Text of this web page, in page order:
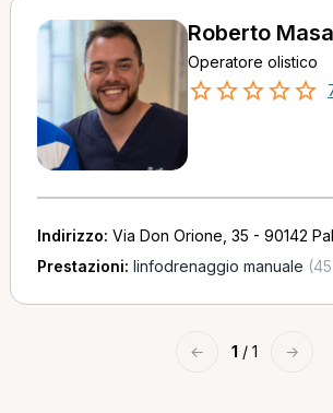
Roberto
Operatore olistico
Indirizzo: Via Don Orione, 35 - 90142
Prestazioni: linfodrenaggio manuale
← 1 / 1 →